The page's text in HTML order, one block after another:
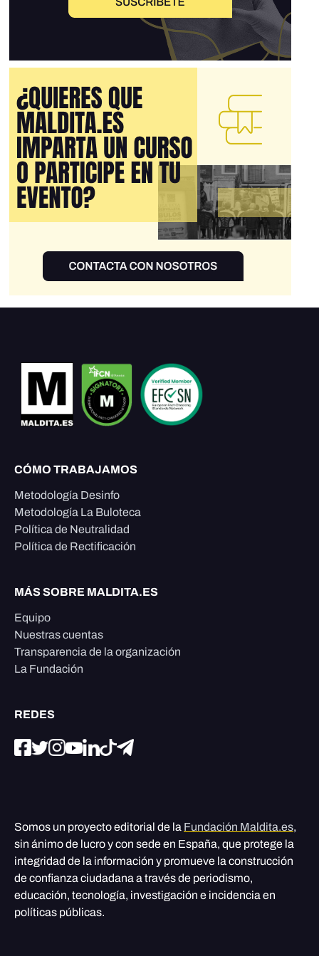
CÓMO TRABAJAMOS
Metodología Desinfo
Metodología La Buloteca
Política de Neutralidad
Política de Rectificación
MÁS SOBRE MALDITA.ES
Equipo
Nuestras cuentas
Transparencia de la organización
La Fundación
REDES
Somos un proyecto editorial de la Fundación Maldita.es,
sin ánimo de lucro y con sede en España, que protege la
integridad de la información y promueve la construcción
de confianza ciudadana a través de periodismo,
educación, tecnología, investigación e incidencia en
políticas públicas.